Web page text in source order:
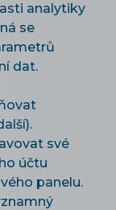
analytiky
se
dat.
své
účtu
panelu.